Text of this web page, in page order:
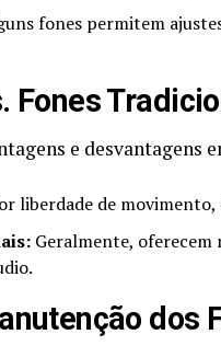
fones permitem
Fones
e
liberdade de
Geralmente, oferecem
dos